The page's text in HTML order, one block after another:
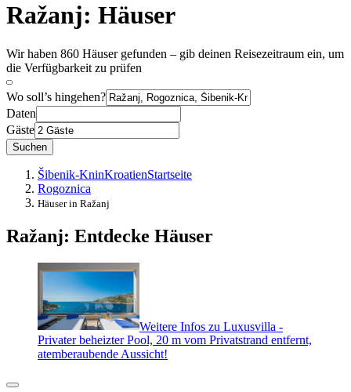
Ražanj: Häuser
Wir haben 860 Häuser gefunden – gib deinen Reisezeitraum ein, um
die Verfügbarkeit zu prüfen
Wo soll’s hingehen?
Daten
Gäste
Suchen
Šibenik-KninKroatienStartseite
Rogoznica
Häuser in Ražanj
Ražanj: Entdecke Häuser
Weitere Infos zu Luxusvilla -
Privater beheizter Pool, 20 m vom Privatstrand entfernt,
atemberaubende Aussicht!